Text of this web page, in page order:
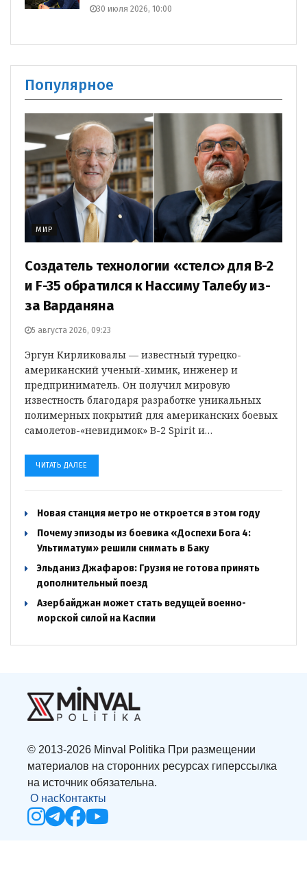
30 июля 2026, 10:00
Популярное
МИР
Создатель технологии «стелс» для B-2
и F-35 обратился к Нассиму Талебу из-
за Варданяна
5 августа 2026, 09:23
Эргун Кирликовалы — известный турецко-
американский ученый-химик, инженер и
предприниматель. Он получил мировую
известность благодаря разработке уникальных
полимерных покрытий для американских боевых
самолетов-«невидимок» B-2 Spirit и…
ЧИТАТЬ ДАЛЕЕ
Новая станция метро не откроется в этом году
Почему эпизоды из боевика «Доспехи Бога 4:
Ультиматум» решили снимать в Баку
Эльданиз Джафаров: Грузия не готова принять
дополнительный поезд
Азербайджан может стать ведущей военно-
морской силой на Каспии
© 2013-2026 Minval Politika При размещении
материалов на сторонних ресурсах гиперссылка
на источник обязательна.
О насКонтакты